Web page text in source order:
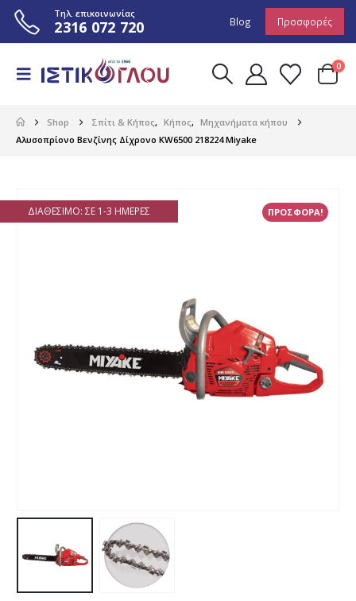
Τηλ. επικοινωνίας
2316 072 720 Blog Προσφορές
0
Shop Σπίτι & Κήπος, Κήπος, Μηχανήματα κήπου
Αλυσοπρίονο Βενζίνης Δίχρονο KW6500 218224 Miyake
ΠΡΟΣΦΟΡΑ!
ΔΙΑΘΈΣΙΜΟ: ΣΕ 1-3 ΗΜΈΡΕΣ